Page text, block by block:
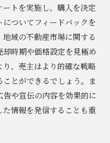
トを実施し、購入を決定
ついてフィードバックを
域の不動産市場に関する
時期や価格設定を見極め
、売主はより的確な戦略
とができるでしょう。ま
や宣伝の内容を効果的に
情報を発信することも重